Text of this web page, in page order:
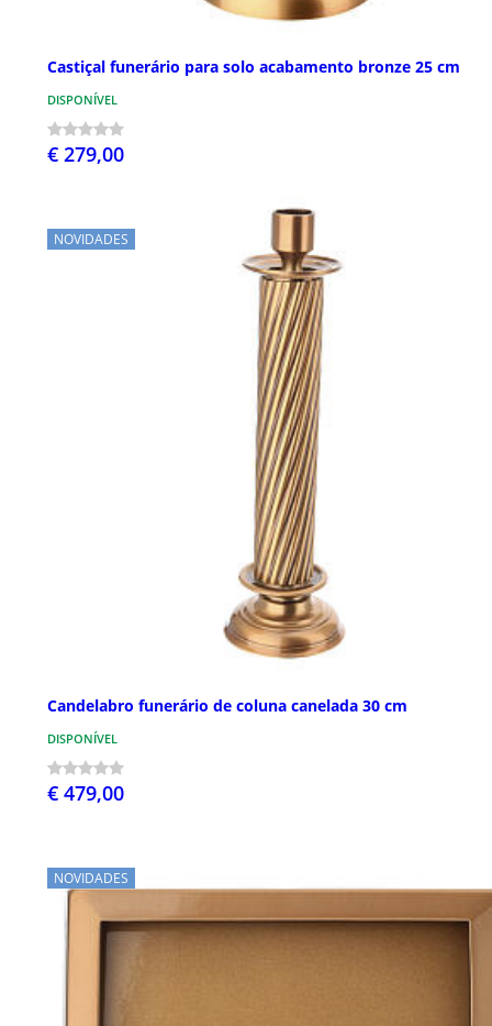
Castiçal funerário para solo acabamento bronze 25 cm
DISPONÍVEL
€ 279,00
NOVIDADES
Candelabro funerário de coluna canelada 30 cm
DISPONÍVEL
€ 479,00
NOVIDADES